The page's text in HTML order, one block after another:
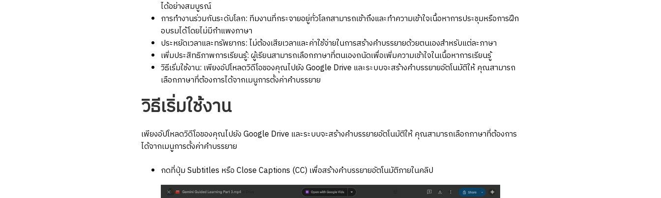
โลก
การ
เข้า
ถึง
เนื้อหา
ที่
ได้อย่างสมบูรณ์
การทำงานร่วมกันระดับโลก: ทีมงานที่กระจายอยู่ทั่วโลกสามารถเข้าถึงและทำความเข้าใจเนื้อหาการประชุมหรือการฝึก
อบรมได้โดยไม่มีกำแพงภาษา
ประหยัดเวลาและทรัพยากร: ไม่ต้องเสียเวลาและค่าใช้จ่ายในการสร้างคำบรรยายด้วยตนเองสำหรับแต่ละภาษา
เพิ่มประสิทธิภาพการเรียนรู้: ผู้เรียนสามารถเลือกภาษาที่ตนเองถนัดเพื่อเพิ่มความเข้าใจในเนื้อหาการเรียนรู้
วิธีเริ่มใช้งาน: เพียงอัปโหลดวิดีโอของคุณไปยัง Google Drive และระบบจะสร้างคำบรรยายอัตโนมัติให้ คุณสามารถ
เลือกภาษาที่ต้องการได้จากเมนูการตั้งค่าคำบรรยาย
วิธีเริ่มใช้งาน
เพียงอัปโหลดวิดีโอของคุณไปยัง Google Drive และระบบจะสร้างคำบรรยายอัตโนมัติให้ คุณสามารถเลือกภาษาที่ต้องการ
ได้จากเมนูการตั้งค่าคำบรรยาย
กดที่ปุ่ม Subtitles หรือ Close Captions (CC) เพื่อสร้างคำบรรยายอัตโนมัติภายในคลิป